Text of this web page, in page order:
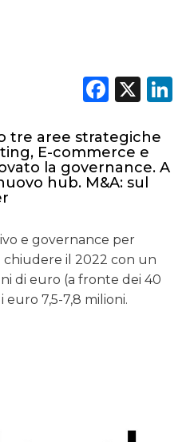
X
tre aree strategiche
E-commerce e
la governance. A
hub. M&A: sul
e governance per
il 2022 con un
di euro (a fronte dei 40
7,5-7,8 milioni.